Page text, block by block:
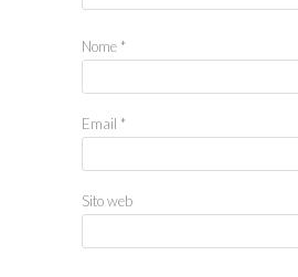
Nome *
Email *
Sito web